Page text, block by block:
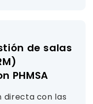
de salas
PHMSA
directa con las